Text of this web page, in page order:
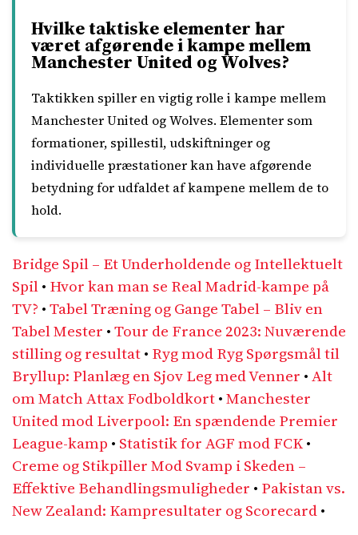
Hvilke taktiske elementer har
været afgørende i kampe mellem
Manchester United og Wolves?
Taktikken spiller en vigtig rolle i kampe mellem
Manchester United og Wolves. Elementer som
formationer, spillestil, udskiftninger og
individuelle præstationer kan have afgørende
betydning for udfaldet af kampene mellem de to
hold.
Bridge Spil – Et Underholdende og Intellektuelt
Spil• Hvor kan man se Real Madrid-kampe på
TV? •Tabel Træning og Gange Tabel – Bliv en
Tabel Mester •Tour de France 2023: Nuværende
stilling og resultat• Ryg mod Ryg Spørgsmål til
Bryllup: Planlæg en Sjov Leg med Venner •Alt
om Match Attax Fodboldkort•Manchester
United mod Liverpool: En spændende Premier
League-kamp • Statistik for AGF mod FCK•
Creme og Stikpiller Mod Svamp i Skeden –
Effektive Behandlingsmuligheder • Pakistan vs.
New Zealand: Kampresultater og Scorecard•